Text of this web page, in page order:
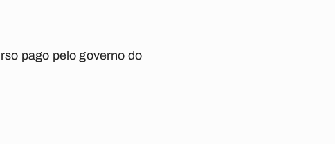
pago pelo governo do